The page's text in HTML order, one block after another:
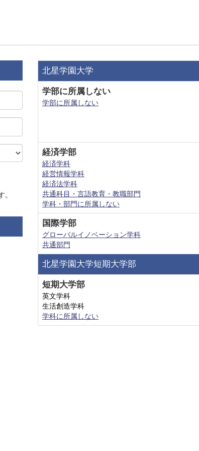
北星学園大学
学部に所属しない
学部に所属しない
経済学部
経済学科
経営情報学科
経済法学科
共通科目・言語教育・教職部門
学科・部門に所属しない
国際学部
グローバルイノベーション学科
共通部門
北星学園大学短期大学部
短期大学部
英文学科
生活創造学科
学科に所属しない